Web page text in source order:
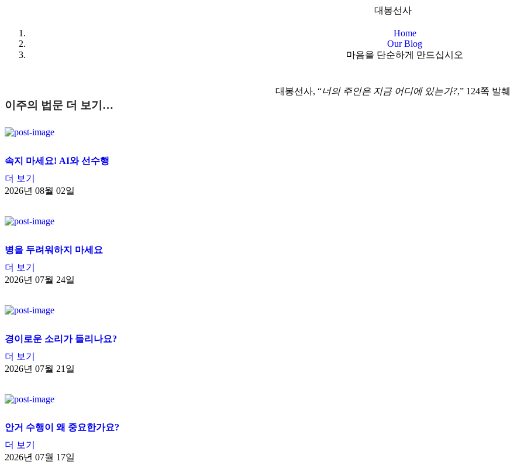
대봉선사
Home
Our Blog
마음을 단순하게 만드십시오
대봉선사, “너의 주인은 지금 어디에 있는가?,” 124쪽 발췌
이주의 법문 더 보기…
속지 마세요! AI와 선수행
더 보기
2026년 08월 02일
병을 두려워하지 마세요
더 보기
2026년 07월 24일
경이로운 소리가 들리나요?
더 보기
2026년 07월 21일
안거 수행이 왜 중요한가요?
더 보기
2026년 07월 17일